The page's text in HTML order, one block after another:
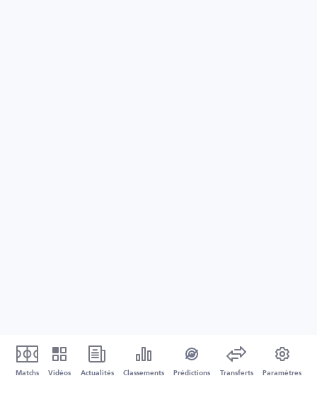
Matchs Vidéos Actualités Classements Prédictions Transferts Paramètres